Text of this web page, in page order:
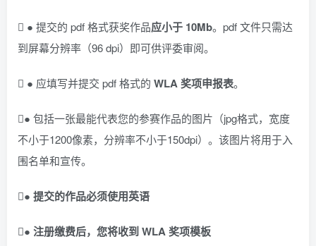
 ● 提交的 pdf 格式获奖作品应小于 10Mb。pdf 文件只需达
到屏幕分辨率（96 dpi）即可供评委审阅。
 ● 应填写并提交 pdf 格式的 WLA奖项申报表。
● 包括一张最能代表您的参赛作品的图片（jpg格式，宽度
不小于1200像素，分辨率不小于150dpi）。该图片将用于入
围名单和宣传。
● 提交的作品必须使用英语
● 注册缴费后，您将收到WLA奖项模板